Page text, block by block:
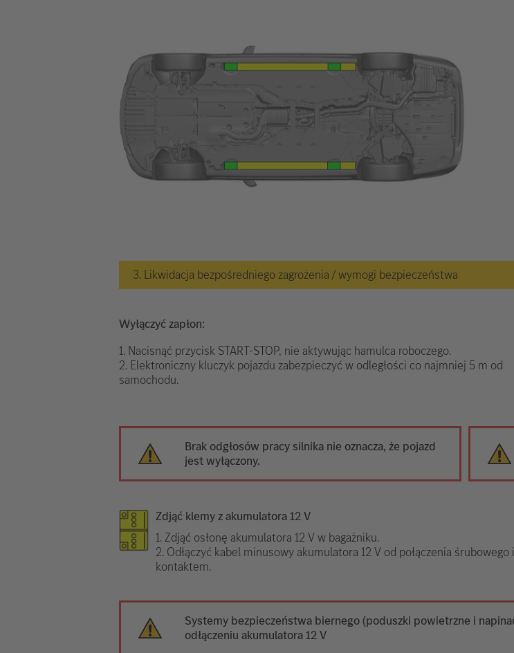
3. Likwidacja bezpośredniego zagrożenia / wymogi bezpieczeństwa
Wyłączyć zapłon:
1. Nacisnąć przycisk START-STOP, nie aktywując hamulca roboczego.
2. Elektroniczny kluczyk pojazdu zabezpieczyć w odległości co najmniej 5 m od
samochodu.
Brak odgłosów pracy silnika nie oznacza, że pojazd
jest wyłączony.
Zdjąć klemy z akumulatora 12 V
1. Zdjąć osłonę akumulatora 12 V w bagażniku.
2. Odłączyć kabel minusowy akumulatora 12 V od połączenia
kontaktem.
Systemy bezpieczeństwa biernego (poduszki powietrzne i
odłączeniu akumulatora 12 V